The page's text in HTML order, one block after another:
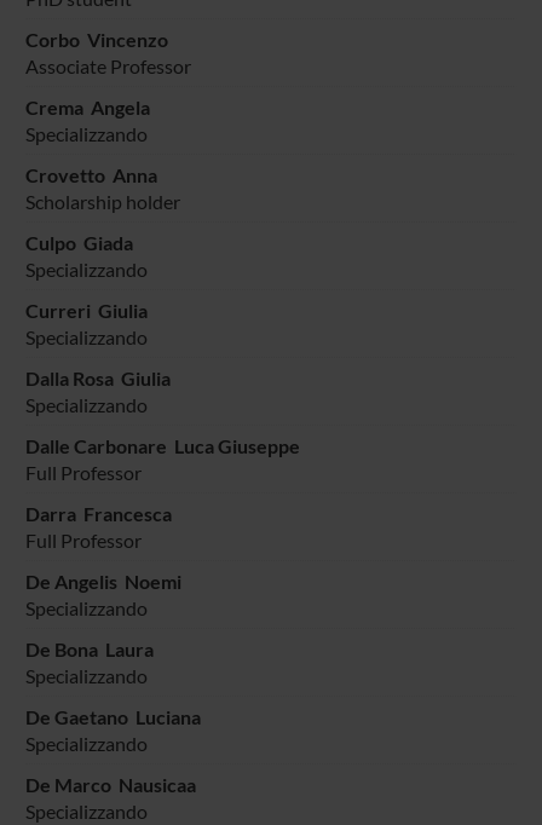
Corbo Vincenzo
Associate Professor
Crema Angela
Specializzando
Crovetto Anna
Scholarship holder
Culpo Giada
Specializzando
Curreri Giulia
Specializzando
Dalla Rosa Giulia
Specializzando
Dalle Carbonare Luca Giuseppe
Full Professor
Darra Francesca
Full Professor
De Angelis Noemi
Specializzando
De Bona Laura
Specializzando
De Gaetano Luciana
Specializzando
De Marco Nausicaa
Specializzando